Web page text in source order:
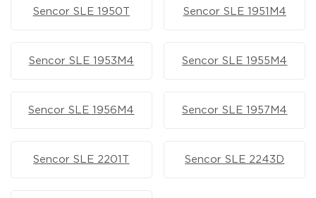
Sencor SLE 1950T Sencor SLE 1951M4
Sencor SLE 1953M4 Sencor SLE 1955M4
Sencor SLE 1956M4 Sencor SLE 1957M4
Sencor SLE 2201T Sencor SLE 2243D